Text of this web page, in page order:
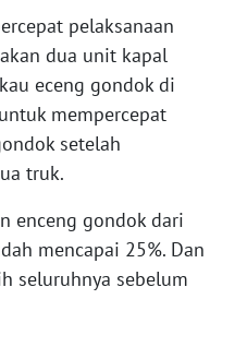
pelaksanaan
dua unit kapal
eceng gondok di
mempercepat
setelah
truk.
enceng gondok dari
mencapai 25%. Dan
seluruhnya sebelum